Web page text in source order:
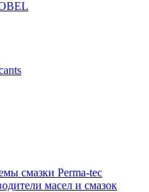
смазки Perma-tec
масел и смазок